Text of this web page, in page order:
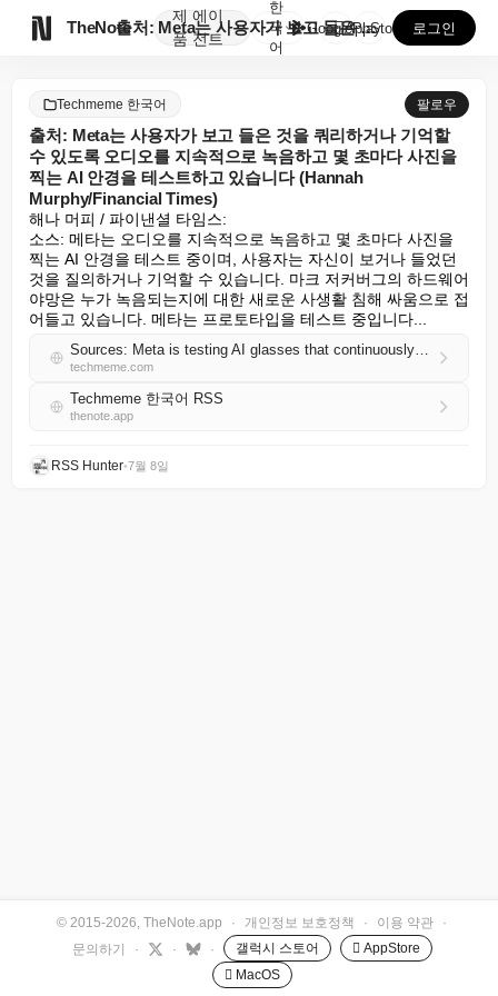
TheNote
제
품
에이
전트
출처: Meta는 사용자가 보고 들은 것을 쿼리하거나 ...
한
국
어
GooglePlay
AppStore 로그인
Techmeme 한국어 팔로우
출처: Meta는 사용자가 보고 들은 것을 쿼리하거나 기억할
수 있도록 오디오를 지속적으로 녹음하고 몇 초마다 사진을
찍는 AI 안경을 테스트하고 있습니다 (Hannah
Murphy/Financial Times)
해나 머피 / 파이낸셜 타임스:
소스: 메타는 오디오를 지속적으로 녹음하고 몇 초마다 사진을
찍는 AI 안경을 테스트 중이며, 사용자는 자신이 보거나 들었던
것을 질의하거나 기억할 수 있습니다. 마크 저커버그의 하드웨어
야망은 누가 녹음되는지에 대한 새로운 사생활 침해 싸움으로 접
어들고 있습니다. 메타는 프로토타입을 테스트 중입니다...
Sources: Meta is testing AI glasses that continuously record audio and take photos every few seconds, letting users query or recall what they saw or heard (Hannah Murphy/Financial Times)
techmeme.com
Techmeme 한국어 RSS
thenote.app
RSS Hunter•7월 8일
© 2015-2026, TheNote.app · 개인정보 보호정책 · 이용 약관
·
문의하기
· · · 갤럭시 스토어
 AppStore
 MacOS